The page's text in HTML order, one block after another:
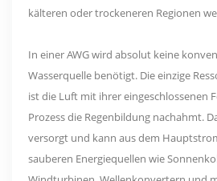
kälteren oder trockeneren Regionen
In einer AWG wird absolut keine
Wasserquelle benötigt. Die einzige
ist die Luft mit ihrer eingeschlossenen
Prozess die Regenbildung nachahmt.
versorgt und kann aus dem
sauberen Energiequellen wie